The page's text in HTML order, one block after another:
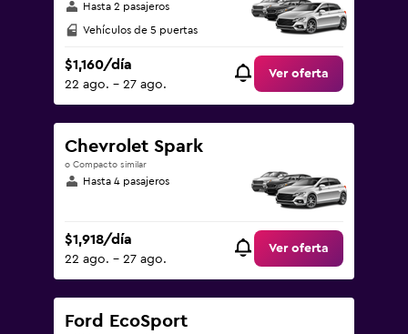
Hasta 2 pasajeros
Vehículos de 5 puertas
$1,160/día
22 ago. - 27 ago.
Ver oferta
Chevrolet Spark
o Compacto similar
Hasta 4 pasajeros
$1,918/día
22 ago. - 27 ago.
Ver oferta
Ford EcoSport